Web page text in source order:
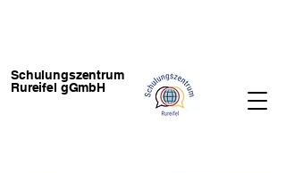
Schulungszentrum
Rureifel gGmbH